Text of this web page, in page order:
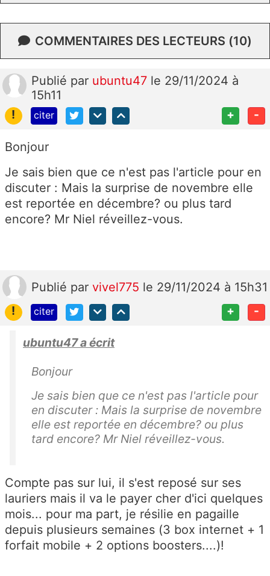
COMMENTAIRES DES LECTEURS (10)
Publié par ubuntu47 le 29/11/2024 à
15h11
!
citer + -
Bonjour
Je sais bien que ce n'est pas l'article pour en
discuter : Mais la surprise de novembre elle
est reportée en décembre? ou plus tard
encore? Mr Niel réveillez-vous.
Publié par vivel775 le 29/11/2024 à 15h31
!
citer + -
ubuntu47 a écrit
Bonjour
Je sais bien que ce n'est pas l'article pour
en discuter : Mais la surprise de novembre
elle est reportée en décembre? ou plus
tard encore? Mr Niel réveillez-vous.
Compte pas sur lui, il s'est reposé sur ses
lauriers mais il va le payer cher d'ici quelques
mois... pour ma part, je résilie en pagaille
depuis plusieurs semaines (3 box internet + 1
forfait mobile + 2 options boosters....)!